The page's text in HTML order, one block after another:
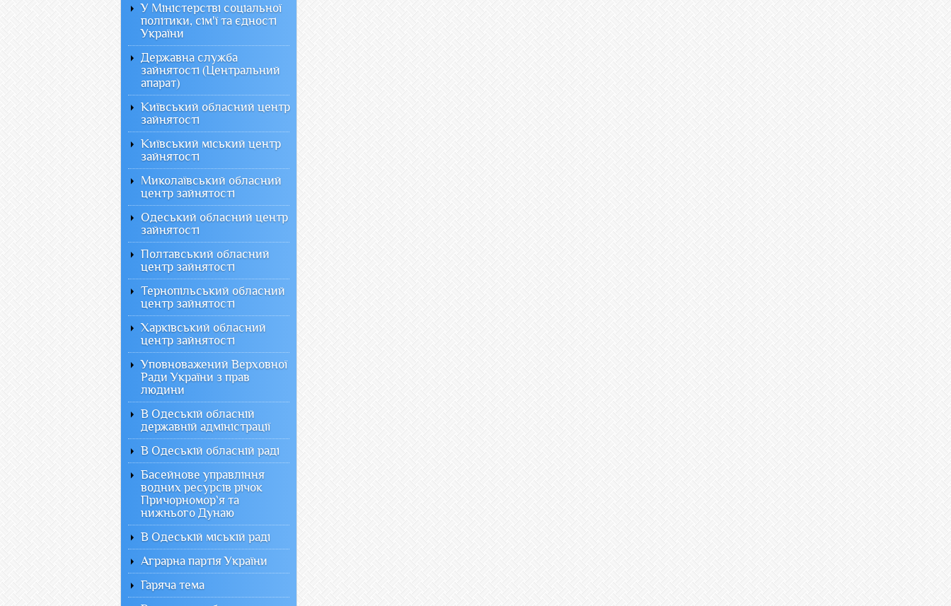
У Міністерстві соціальної
політики, сім'ї та єдності
України
Державна служба
зайнятості (Центральний
апарат)
Київський обласний центр
зайнятості
Київський міський центр
зайнятості
Миколаївський обласний
центр зайнятості
Одеський обласний центр
зайнятості
Полтавський обласний
центр зайнятості
Тернопільський обласний
центр зайнятості
Харківський обласний
центр зайнятості
Уповноважений Верховної
Ради України з прав
людини
В Одеській обласній
державній адміністрації
В Одеській обласній раді
Басейнове управління
водних ресурсів річок
Причорномор`я та
нижнього Дунаю
В Одеській міській раді
Аграрна партія України
Гаряча тема